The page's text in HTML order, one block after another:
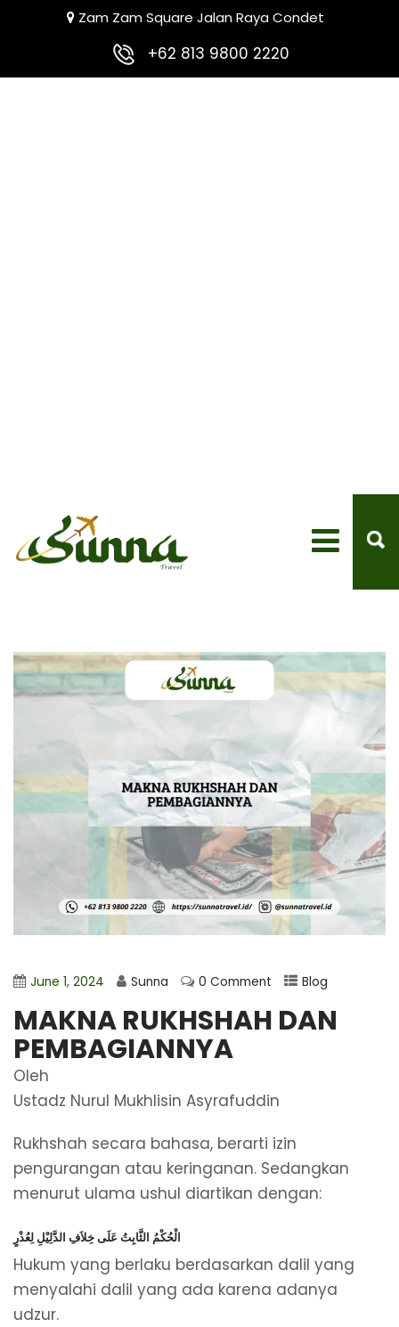
Zam Zam Square Jalan Raya Condet
+62 813 9800 2220
June 1, 2024 Sunna 0 Comment Blog
MAKNA RUKHSHAH DAN
PEMBAGIANNYA
Oleh
Ustadz Nurul Mukhlisin Asyrafuddin
Rukhshah secara bahasa, berarti izin
pengurangan atau keringanan. Sedangkan
menurut ulama ushul diartikan dengan:
الْحُكْمُ الثَّابِتُ عَلَى خِلاَفِ الدَّلِيْلِ لِعُذْرٍ
Hukum yang berlaku berdasarkan dalil yang
menyalahi dalil yang ada karena adanya
udzur.